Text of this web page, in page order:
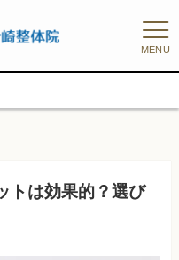
MENU
トは効果的？選び